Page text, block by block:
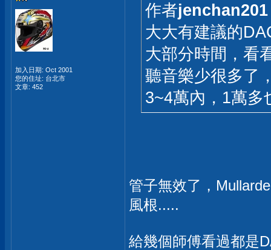
加入日期: Oct 2001
您的住址: 台北市
文章: 452
作者jenchan201
大大有建議的
大部分時間，看
聽音樂少很多了
3~4萬內，1萬多
管子無效了，
風根.....
給幾個師傅看過都是